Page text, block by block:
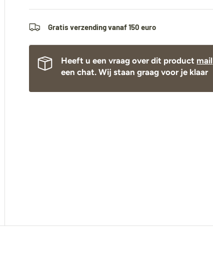
Gratis verzending vanaf 150 euro
Heeft u een vraag over dit product mail
een chat. Wij staan graag voor je klaar